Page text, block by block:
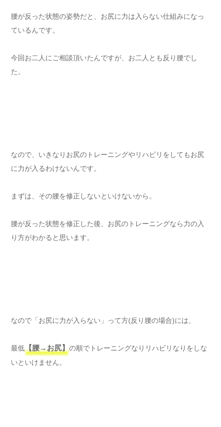
腰が反った状態の姿勢だと、お尻に力は入らない仕組みになっ
ているんです。
今回お二人にご相談頂いたんですが、お二人とも反り腰でし
た。
なので、いきなりお尻のトレーニングやリハビリをしてもお尻
に力が入るわけないんです。
まずは、その腰を修正しないといけないから。
腰が反った状態を修正した後、お尻のトレーニングなら力の入
り方がわかると思います。
なので「お尻に力が入らない」って方(反り腰の場合)には、
最低【腰→お尻】の順でトレーニングなりリハビリなりをしな
いといけません。